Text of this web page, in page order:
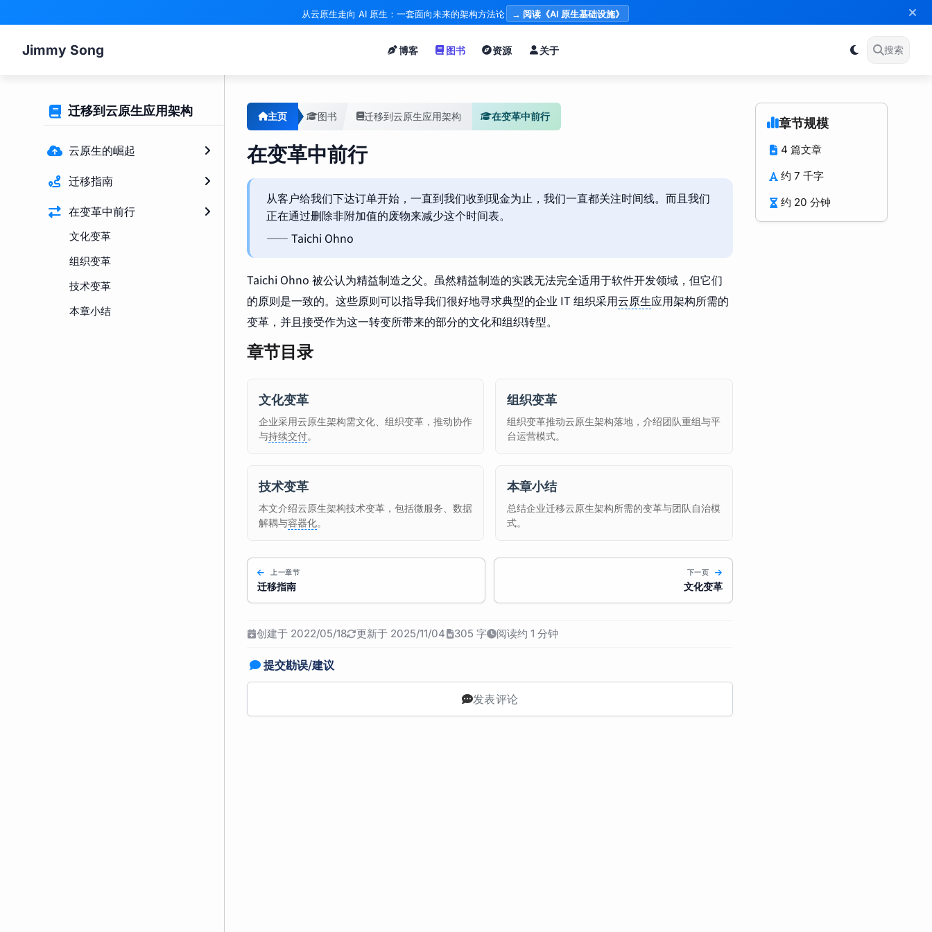
从云原生走向 AI 原生：一套面向未来的架构方法论 → 阅读《AI 原生基础设施》
Jimmy Song 博客 图书 资源 关于 搜索
迁移到云原生应用架构
云原生的崛起
迁移指南
在变革中前行
文化变革
组织变革
技术变革
本章小结
主页 图书 迁移到云原生应用架构 在变革中前行
在变革中前行
从客户给我们下达订单开始，一直到我们收到现金为止，我们一直都关注时间线。而且我们
正在通过删除非附加值的废物来减少这个时间表。
—— Taichi Ohno
Taichi Ohno 被公认为精益制造之父。虽然精益制造的实践无法完全适用于软件开发领域，但它们
的原则是一致的。这些原则可以指导我们很好地寻求典型的企业 IT 组织采用云原生应用架构所需的
变革，并且接受作为这一转变所带来的部分的文化和组织转型。
章节目录
文化变革
企业采用云原生架构需文化、组织变革，推动协作
与持续交付。
组织变革
组织变革推动云原生架构落地，介绍团队重组与平
台运营模式。
技术变革
本文介绍云原生架构技术变革，包括微服务、数据
解耦与容器化。
本章小结
总结企业迁移云原生架构所需的变革与团队自治模
式。
上一章节
迁移指南
下一页
文化变革
创建于 2022/05/18 更新于 2025/11/04 305 字 阅读约 1 分钟
提交勘误/建议
发表评论
章节规模
4 篇文章
约 7 千字
约 20 分钟